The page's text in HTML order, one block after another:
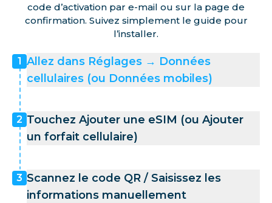
code d’activation par e-mail ou sur la page de
confirmation. Suivez simplement le guide pour
l’installer.
1 Allez dans Réglages → Données
cellulaires (ou Données mobiles)
2 Touchez Ajouter une eSIM (ou Ajouter
un forfait cellulaire)
3 Scannez le code QR / Saisissez les
informations manuellement